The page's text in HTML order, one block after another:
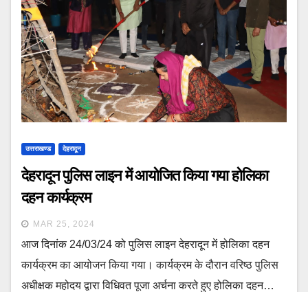
उत्तराखण्ड देहरादून
देहरादून पुलिस लाइन में आयोजित किया गया होलिका
दहन कार्यक्रम
MAR 25, 2024
आज दिनांक 24/03/24 को पुलिस लाइन देहरादून में होलिका दहन
कार्यक्रम का आयोजन किया गया। कार्यक्रम के दौरान वरिष्ठ पुलिस
अधीक्षक महोदय द्वारा विधिवत पूजा अर्चना करते हुए होलिका दहन…